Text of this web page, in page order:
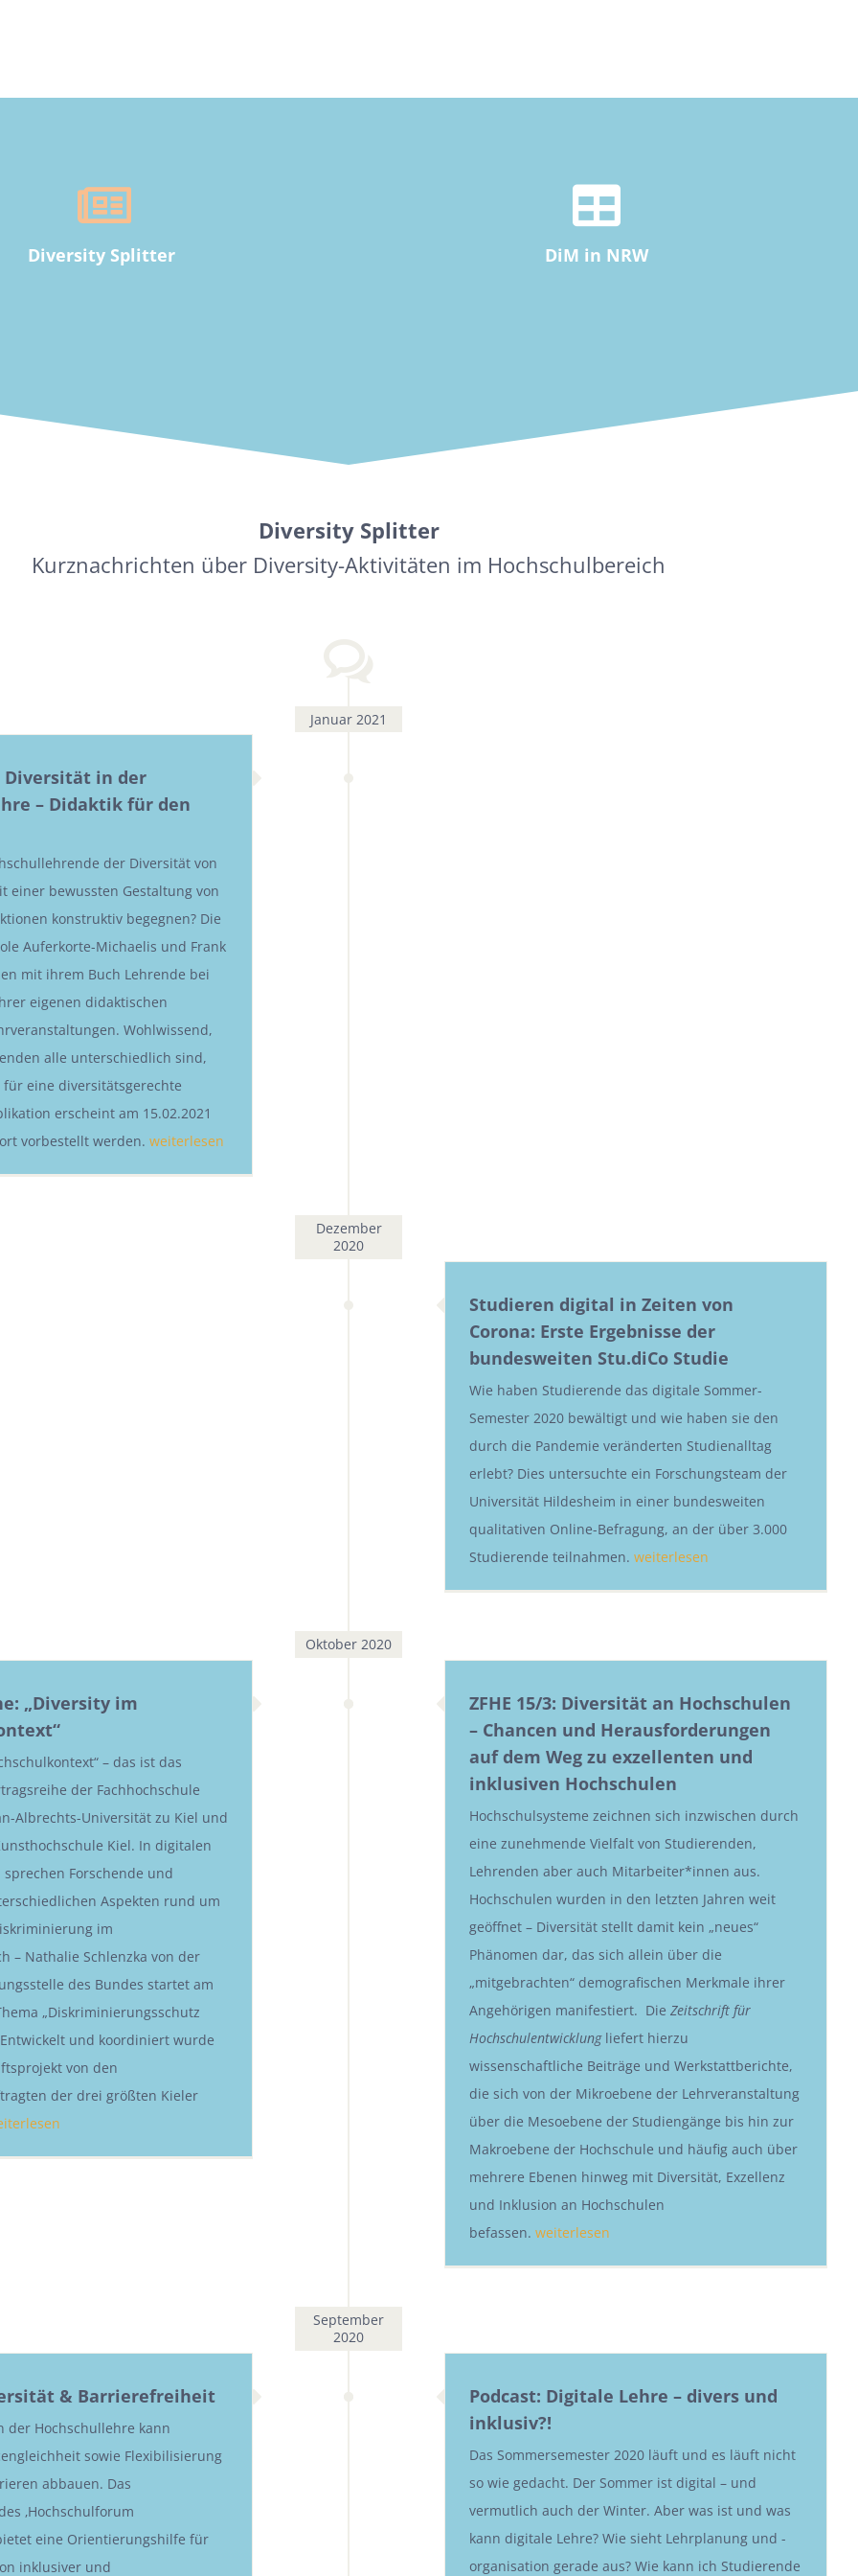
Diversity Splitter DiM in NRW
Diversity Splitter
Kurznachrichten über Diversity-Aktivitäten im Hochschulbereich
Januar 2021
in der
– Didaktik für den
der Diversität von
einer bewussten Gestaltung von
konstruktiv begegnen? Die
Auferkorte-Michaelis und Frank
mit ihrem Buch Lehrende bei
eigenen didaktischen
Wohlwissend,
alle unterschiedlich sind,
eine diversitätsgerechte
erscheint am 15.02.2021
vorbestellt werden. weiterlesen
Dezember
2020
Studieren digital in Zeiten von
Corona: Erste Ergebnisse der
bundesweiten Stu.diCo Studie
Wie haben Studierende das digitale Sommer-
Semester 2020 bewältigt und wie haben sie den
durch die Pandemie veränderten Studienalltag
erlebt? Dies untersuchte ein Forschungsteam der
Universität Hildesheim in einer bundesweiten
qualitativen Online-Befragung, an der über 3.000
Studierende teilnahmen. weiterlesen
Oktober 2020
„Diversity im
– das ist das
der Fachhochschule
Albrechts-Universität zu Kiel und
Kiel. In digitalen
Forschende und
Aspekten rund um
im
– Nathalie Schlenzka von der
des Bundes startet am
„Diskriminierungsschutz
und koordiniert wurde
von den
der drei größten Kieler
ZFHE 15/3: Diversität an Hochschulen
– Chancen und Herausforderungen
auf dem Weg zu exzellenten und
inklusiven Hochschulen
Hochschulsysteme zeichnen sich inzwischen durch
eine zunehmende Vielfalt von Studierenden,
Lehrenden aber auch Mitarbeiter*innen aus.
Hochschulen wurden in den letzten Jahren weit
geöffnet – Diversität stellt damit kein „neues“
Phänomen dar, das sich allein über die
„mitgebrachten“ demografischen Merkmale ihrer
Angehörigen manifestiert. Die Zeitschrift für
Hochschulentwicklungliefert hierzu
wissenschaftliche Beiträge und Werkstattberichte,
die sich von der Mikroebene der Lehrveranstaltung
über die Mesoebene der Studiengänge bis hin zur
Makroebene der Hochschule und häufig auch über
mehrere Ebenen hinweg mit Diversität, Exzellenz
und Inklusion an Hochschulen
befassen. weiterlesen
September
2020
& Barrierefreiheit
der Hochschullehre kann
sowie Flexibilisierung
abbauen. Das
‚Hochschulforum
eine Orientierungshilfe für
inklusiver und
Podcast: Digitale Lehre – divers und
inklusiv?!
Das Sommersemester 2020 läuft und es läuft nicht
so wie gedacht. Der Sommer ist digital – und
vermutlich auch der Winter. Aber was ist und was
kann digitale Lehre? Wie sieht Lehrplanung und -
organisation gerade aus? Wie kann ich Studierende